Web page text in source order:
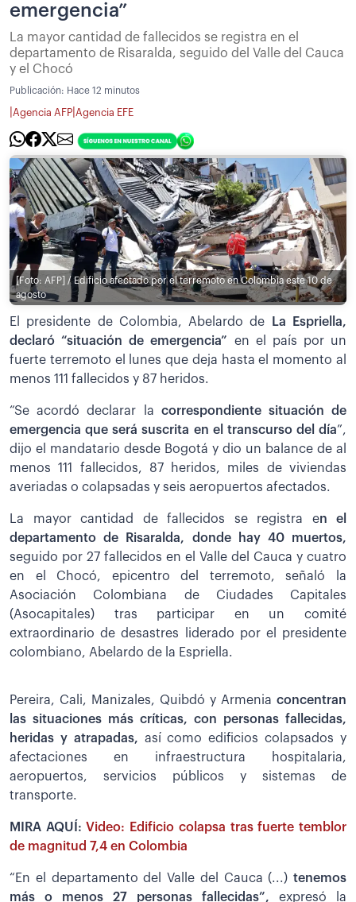
emergencia”
La mayor cantidad de fallecidos se registra en el
departamento de Risaralda, seguido del Valle del Cauca
y el Chocó
Publicación: Hace 12 minutos
Agencia AFP Agencia EFE
[Foto: AFP] / Edificio afectado por el terremoto en Colombia este 10 de
agosto
El presidente de Colombia, Abelardo de La Espriella,
declaró “situación de emergencia” en el país por un
fuerte terremoto el lunes que deja hasta el momento al
menos 111 fallecidos y 87 heridos.
“Se acordó declarar la correspondiente situación de
emergencia que será suscrita en el transcurso del día”,
dijo el mandatario desde Bogotá y dio un balance de al
menos 111 fallecidos, 87 heridos, miles de viviendas
averiadas o colapsadas y seis aeropuertos afectados.
La mayor cantidad de fallecidos se registra en el
departamento de Risaralda, donde hay 40 muertos,
seguido por 27 fallecidos en el Valle del Cauca y cuatro
en el Chocó, epicentro del terremoto, señaló la
Asociación Colombiana de Ciudades Capitales
(Asocapitales) tras participar en un comité
extraordinario de desastres liderado por el presidente
colombiano, Abelardo de la Espriella.
Pereira, Cali, Manizales, Quibdó y Armenia concentran
las situaciones más críticas, con personas fallecidas,
heridas y atrapadas, así como edificios colapsados y
afectaciones en infraestructura hospitalaria,
aeropuertos, servicios públicos y sistemas de
transporte.
MIRA AQUÍ:Video: Edificio colapsa tras fuerte temblor
de magnitud 7,4 en Colombia
“En el departamento del Valle del Cauca (...) tenemos
más o menos 27 personas fallecidas”, expresó la